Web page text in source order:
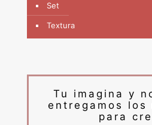
Set
Textura
Tu imagina y
entregamos los
para